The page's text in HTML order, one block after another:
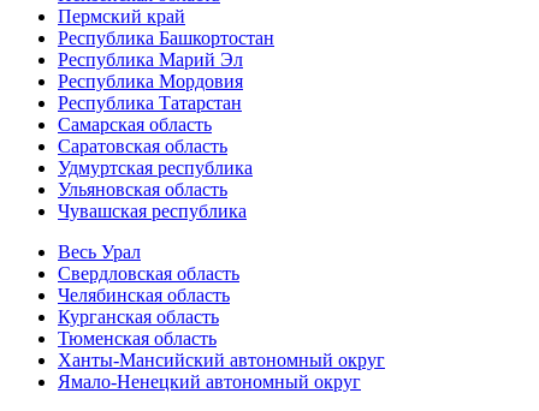
Пермский край
Республика Башкортостан
Республика Марий Эл
Республика Мордовия
Республика Татарстан
Самарская область
Саратовская область
Удмуртская республика
Ульяновская область
Чувашская республика
Весь Урал
Свердловская область
Челябинская область
Курганская область
Тюменская область
Ханты-Мансийский автономный округ
Ямало-Ненецкий автономный округ